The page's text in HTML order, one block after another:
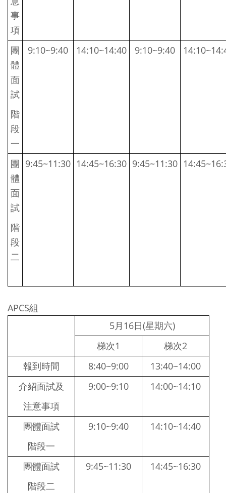
事
項
團
體
面
試
階
段
一
9:10~9:40 14:10~14:40 9:10~9:40
團
體
面
試
階
段
二
9:45~11:30 14:45~16:30 9:45~11:30
APCS組
5月16日(星期六)
梯次1
梯次2
報到時間
8:40~9:00
13:40~14:00
介紹面試及
注意事項
9:00~9:10 14:00~14:10
團體面試
階段一
9:10~9:40 14:10~14:40
團體面試
階段二
9:45~11:30 14:45~16:30